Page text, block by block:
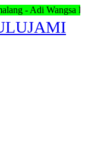
Wangsa